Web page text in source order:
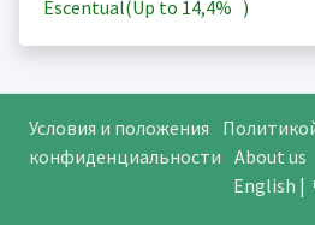
Escentual(Up to 14,4% )
Условия и положения
конфиденциальности About us
English |